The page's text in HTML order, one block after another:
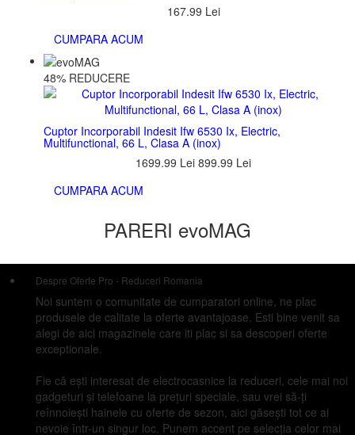
167.99 Lei
CUMPARA ACUM
48% REDUCERE
Cuptor Incorporabil Indesit Ifw 6530 Ix, Electric,
Multifunctional, 66 L, Clasa A (inox)
1699.99 Lei 899.99 Lei
CUMPARA ACUM
PARERI evoMAG
Despre Oferte Pro - Reduceri Romania
Noi suntem o comunitate de cumparatori online, ne plac
produsele de calitate la oferte avantajoase. Esti bine venit sa
alegi de aici magazinele care iti plac si sa descoperi oferte
exceptionale.
Fie că ești interesat de electrocasnice la reduceri, cele mai noi
gadgeturi și telefoane la prețuri speciale, sau vrei să-ți
reînnoiești hainele cu oferte de sezon, aici găsești tot ce ai
nevoie într-un singur loc. Punem accent pe selecția celor mai